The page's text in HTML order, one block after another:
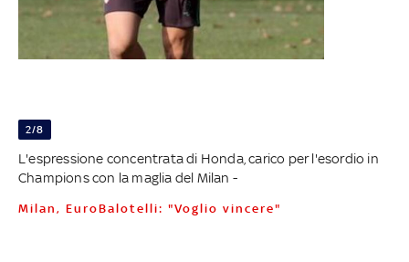
2/8
L'espressione concentrata di Honda, carico per l'esordio in
Champions con la maglia del Milan -
Milan, EuroBalotelli: "Voglio vincere"